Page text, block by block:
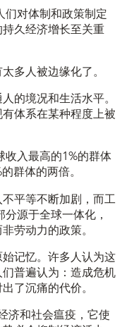
对体制和政策制定
久经济增长至关重
多人被边缘化了。
的境况和生活水平。
体系在某种程度上被
入最高的1%的群体
群体的两倍。
平等不断加剧，而工
源于全球一体化，
劳动力的政策。
记忆。许多人认为这
普遍认为：造成危机
了沉痛的代价。
济和社会瘟疫，它使